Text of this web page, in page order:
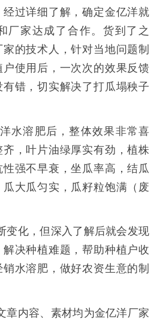
过详细了解，确定金亿洋就
厂家达成了合作。货到了之
的技术人，针对当地问题制
使用后，一次次的效果反馈
错，切实解决了打瓜塌秧子
水溶肥后，整体效果非常喜
齐，叶片油绿厚实有劲，植株
强不早衰，坐瓜率高，结瓜
大瓜匀实，瓜籽粒饱满（废
变化，但深入了解后就会发现
决种植难题，帮助种植户收
水溶肥，做好农资生意的制
章内容、素材均为金亿洋厂家